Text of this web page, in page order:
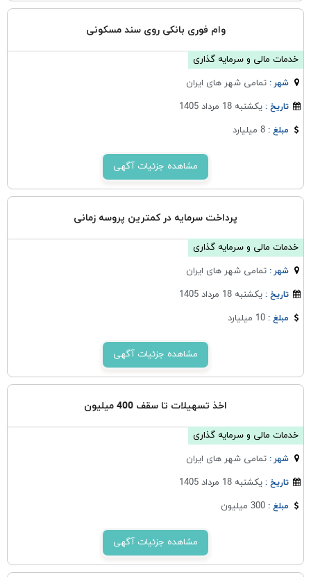
وام فوری بانکی روی سند مسکونی
خدمات مالی و سرمایه گذاری
شهر :تمامی شهر های ایران
تاریخ :یکشنبه 18 مرداد 1405
مبلغ :8 میلیارد
مشاهده جزئیات آگهی
پرداخت سرمایه در کمترین پروسه زمانی
خدمات مالی و سرمایه گذاری
شهر :تمامی شهر های ایران
تاریخ :یکشنبه 18 مرداد 1405
مبلغ :10 میلیارد
مشاهده جزئیات آگهی
اخذ تسهیلات تا سقف 400 میلیون
خدمات مالی و سرمایه گذاری
شهر :تمامی شهر های ایران
تاریخ :یکشنبه 18 مرداد 1405
مبلغ :300 میلیون
مشاهده جزئیات آگهی